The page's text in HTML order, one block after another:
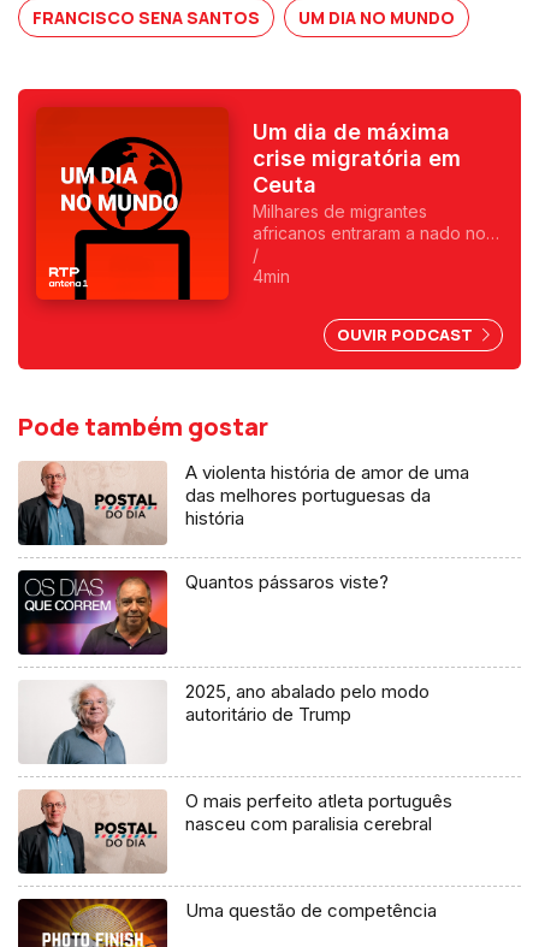
FRANCISCO SENA SANTOS UM DIA NO MUNDO
Um dia de máxima
crise migratória em
Ceuta
Milhares de migrantes
africanos entraram a nado no
enclave espanhol. Fica
exposta uma chantagem
Ocidental. Uma crónica de
Francisco Sena Santos.
/
4min
OUVIR PODCAST
Pode também gostar
A violenta história de amor de uma
das melhores portuguesas da
história
Quantos pássaros viste?
2025, ano abalado pelo modo
autoritário de Trump
O mais perfeito atleta português
nasceu com paralisia cerebral
Uma questão de competência